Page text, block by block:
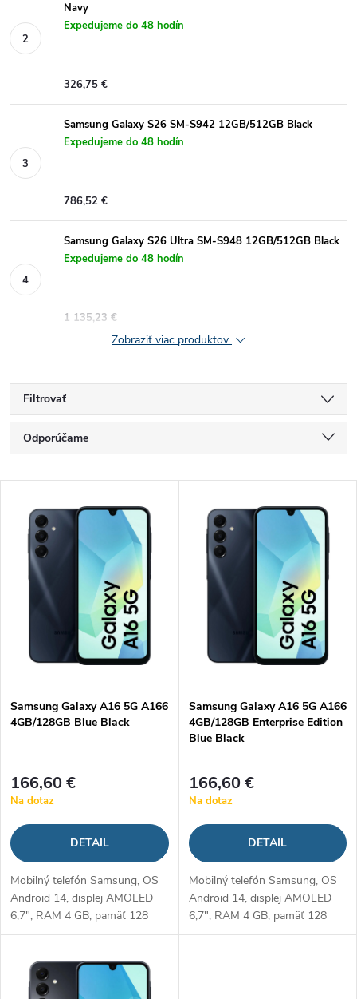
Navy
Expedujeme do 48 hodín
326,75 €
Samsung Galaxy S26 SM-S942 12GB/512GB Black
Expedujeme do 48 hodín
786,52 €
Samsung Galaxy S26 Ultra SM-S948 12GB/512GB Black
Expedujeme do 48 hodín
1 135,23 €
Zobraziť viac produktov
Filtrovať
R
a
p
o
d
u
k
Odporúčame
Najpredávanejšie
Abecedne
p
r
o
d
u
k
t
Samsung Galaxy A16 5G A166
4GB/128GB Blue Black
166,60 €
Na dotaz
DETAIL
Mobilný telefón Samsung, OS
Android 14, displej AMOLED
6,7", RAM 4 GB, pamäť 128
GB, foto
batéria 5000 mAh
Samsung Galaxy A16 5G A166
4GB/128GB Enterprise Edition
Blue Black
166,60 €
Na dotaz
DETAIL
Mobilný telefón Samsung, OS
Android 14, displej AMOLED
6,7", RAM 4 GB, pamäť 128
GB, foto